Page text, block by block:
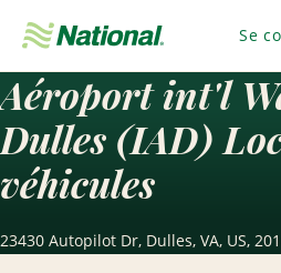
navigation
Se
Aéroport int'l
Dulles (IAD)
véhicules
23430 Autopilot Dr, Dulles, VA, US,